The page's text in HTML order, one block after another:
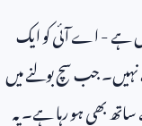
ہے - اے آئی کو ایک
نہیں۔ جب سچ بولنے میں
بھی ہو رہا ہے۔ یہ